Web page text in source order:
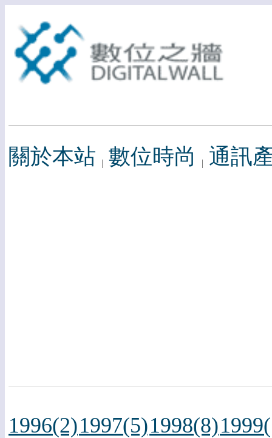
關於本站 數位時尚 通訊
1996(2)1997(5)1998(8)